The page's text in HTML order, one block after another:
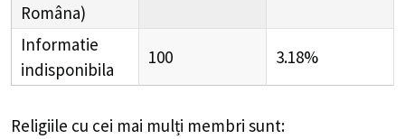
Româna)
Informatie
indisponibila
100 3.18%
Religiile cu cei mai mulți membri sunt: